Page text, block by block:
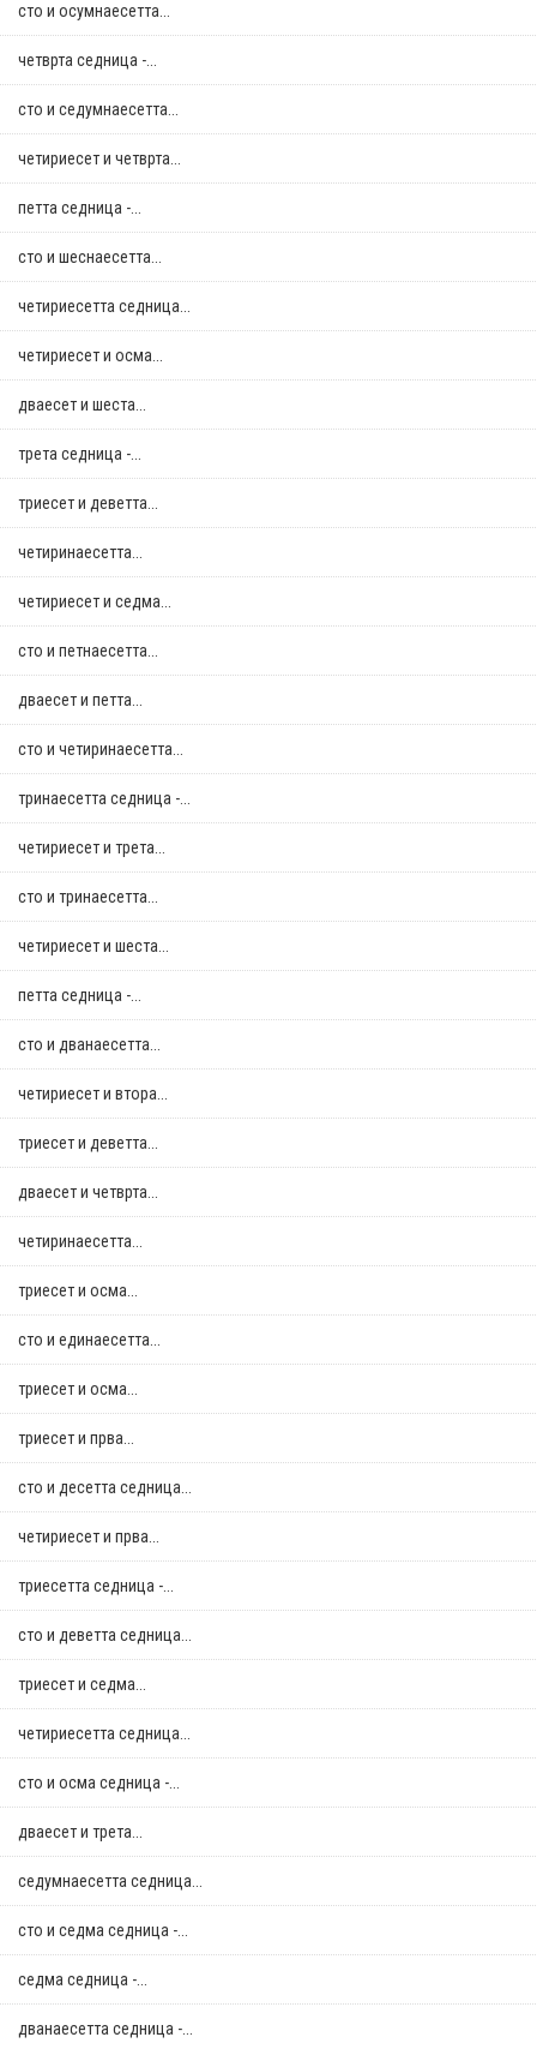
сто и осумнaесетта...
четврта седница -...
сто и седумнаесетта...
четириесет и четврта...
петта седница -...
сто и шеснаесетта...
четириесетта седница...
четириесет и осма...
дваесет и шеста...
трета седница -...
триесет и деветта...
четиринаесетта...
четириесет и седма...
сто и петнаесетта...
дваесет и петта...
сто и четиринаесетта...
тринаесетта седница -...
четириесет и трета...
сто и тринаесетта...
четириесет и шеста...
петта седница -...
сто и дванаесетта...
четириесет и втора...
триесет и деветта...
дваесет и четврта...
четиринаесетта...
триесет и осма...
сто и единаесетта...
триесет и осма...
триесет и прва...
сто и десетта седница...
четириесет и прва...
триесетта седница -...
сто и деветта седница...
триесет и седма...
четириесетта седница...
сто и осма седница -...
дваесет и трета...
седумнаесетта седница...
сто и седма седница -...
седма седница -...
дванаесетта седница -...